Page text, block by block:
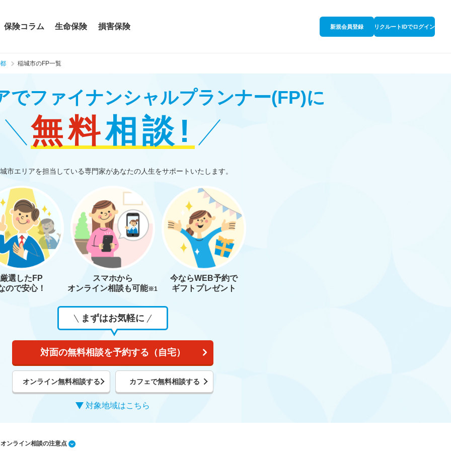
保険コラム 生命保険 損害保険 新規会員登録 リクルートIDでログイン
稲城市のFP一覧
でファイナンシャルプランナー(FP)に
無料相談!
市エリアを担当している専門家があなたの人生をサポートいたします。
厳選したFP
ので安心！
スマホから
オンライン相談も可能※1
今ならWEB予約で
ギフトプレゼント
まずはお気軽に
対面の無料相談を予約する（自宅）
オンライン無料相談する カフェで無料相談する
対象地域はこちら
ンライン相談の注意点